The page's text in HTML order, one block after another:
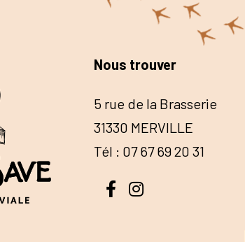
Nous trouver
5 rue de la Brasserie
31330 MERVILLE
Tél : 07 67 69 20 31